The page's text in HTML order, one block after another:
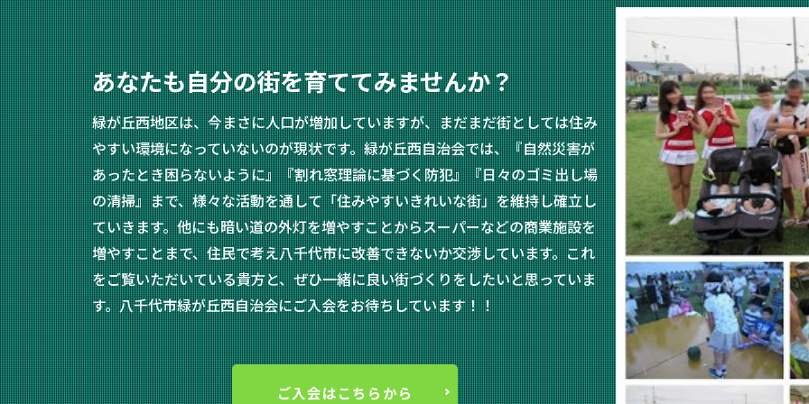
あなたも自分の街を育ててみませんか？
緑が丘西地区は、今まさに人口が増加していますが、まだまだ街としては住み
やすい環境になっていないのが現状です。緑が丘西自治会では、『自然災害が
あったとき困らないように』『割れ窓理論に基づく防犯』『日々のゴミ出し場
の清掃』まで、様々な活動を通して「住みやすいきれいな街」を維持し確立し
ていきます。他にも暗い道の外灯を増やすことからスーパーなどの商業施設を
増やすことまで、住民で考え八千代市に改善できないか交渉しています。これ
をご覧いただいている貴方と、ぜひ一緒に良い街づくりをしたいと思っていま
す。八千代市緑が丘西自治会にご入会をお待ちしています！！
ご入会はこちらから